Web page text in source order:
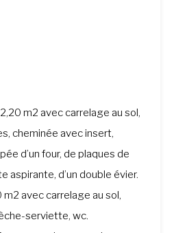
m2 avec carrelage au sol,
cheminée avec insert,
d’un four, de plaques de
aspirante, d’un double évier.
m2 avec carrelage au sol,
serviette, wc.